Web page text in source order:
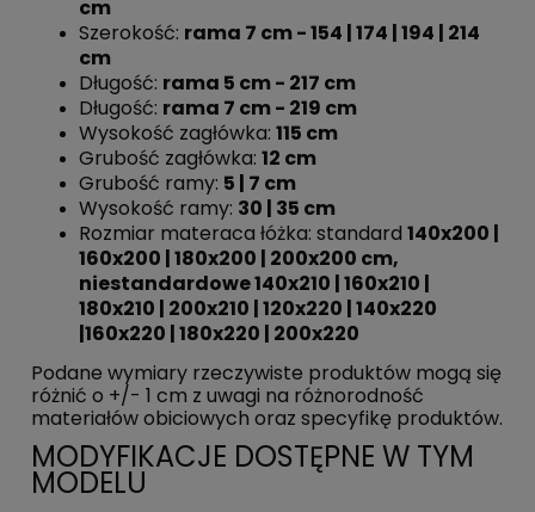
cm
Szerokość: rama 7 cm - 154 | 174 | 194 | 214
cm
Długość: rama 5 cm - 217 cm
Długość: rama 7 cm - 219 cm
Wysokość zagłówka: 115 cm
Grubość zagłówka: 12 cm
Grubość ramy: 5 | 7 cm
Wysokość ramy: 30 | 35 cm
Rozmiar materaca łóżka: standard 140x200 |
160x200 | 180x200 | 200x200 cm,
niestandardowe140x210 | 160x210 |
180x210 | 200x210 | 120x220 | 140x220
|160x220 | 180x220 | 200x220
Podane wymiary rzeczywiste produktów mogą się
różnić o +/- 1 cm z uwagi na różnorodność
materiałów obiciowych oraz specyfikę produktów.
MODYFIKACJE DOSTĘPNE W TYM
MODELU